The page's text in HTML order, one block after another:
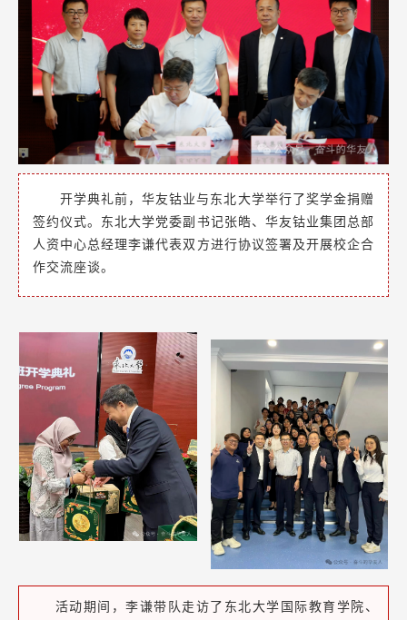
开学典礼前，华友钴业与东北大学举行了奖学金捐赠
签约仪式。东北大学党委副书记张皓、华友钴业集团总部
人资中心总经理李谦代表双方进行协议签署及开展校企合
作交流座谈。
活动期间，李谦带队走访了东北大学国际教育学院、